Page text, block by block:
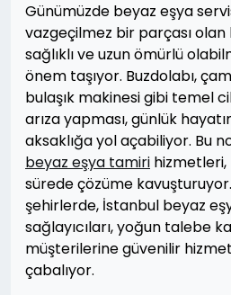
Günümüzde beyaz eşya
vazgeçilmez bir parçası olan
sağlıklı ve uzun ömürlü
önem taşıyor. Buzdolabı,
bulaşık makinesi gibi temel
arıza yapması, günlük
aksaklığa yol açabiliyor. Bu
beyaz eşya tamiri hizmetleri,
sürede çözüme
şehirlerde, İstanbul beyaz
sağlayıcıları, yoğun talebe
müşterilerine güvenilir
çabalıyor.